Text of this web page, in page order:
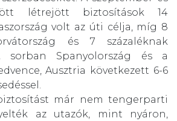
létrejött biztosítások 14
volt az úti célja, míg 8
és 7 százaléknak
sorban Spanyolország és a
Ausztria következett 6-6
már nem tengerparti
az utazók, mint nyáron,